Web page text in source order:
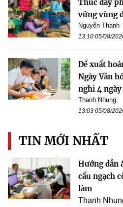
Thúc đẩy
vững vùng
Nguyễn Thanh
13:10 05/08/
Đề xuất
Ngày Văn
nghỉ 4
Thanh Nhung
13:03 05/08/
TIN MỚI NHẤT
Hướng dẫn
cấu ngạch
làm
Thanh